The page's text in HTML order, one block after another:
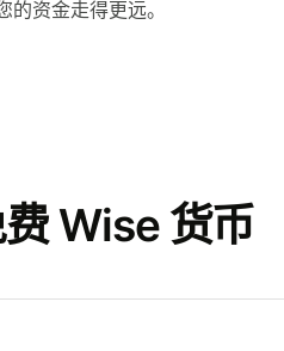
资金走得更远。
Wise 货币